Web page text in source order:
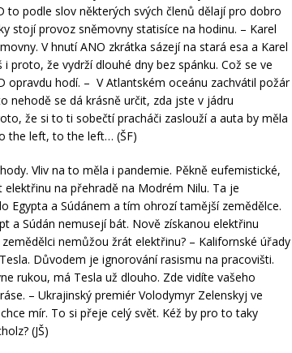
to podle slov některých svých členů dělají pro dobro
stojí provoz sněmovny statisíce na hodinu. – Karel
V hnutí ANO zkrátka sázejí na stará esa a Karel
proto, že vydrží dlouhé dny bez spánku. Což se ve
opravdu hodí. – V Atlantském oceánu zachvátil požár
nehodě se dá krásně určit, zda jste v jádru
že si to ti sobečtí pracháči zaslouží a auta by měla
the left, to the left… (ŠF)
Vliv na to měla i pandemie. Pěkně eufemistické,
na přehradě na Modrém Nilu. Ta je
Egypta a Súdánem a tím ohrozí tamější zemědělce.
a Súdán nemusejí bát. Nově získanou elektřinu
nemůžou žrát elektřinu? – Kalifornské úřady
Důvodem je ignorování rasismu na pracovišti.
rukou, má Tesla už dlouho. Zde vidíte vašeho
– Ukrajinský premiér Volodymyr Zelenskyj ve
mír. To si přeje celý svět. Kéž by pro to taky
(JŠ)